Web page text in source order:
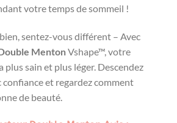
votre temps de sommeil !
sentez-vous différent – Avec
MentonVshape™, votre
plus sain et plus léger. Descendez
confiance et regardez comment
de beauté.